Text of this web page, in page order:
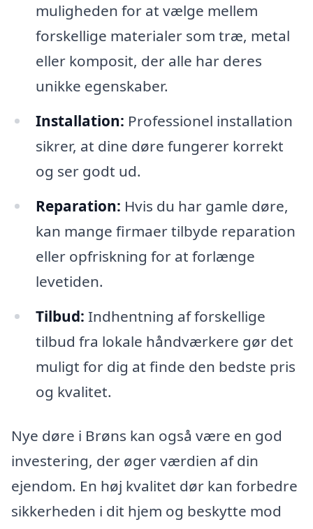
muligheden for at vælge mellem
forskellige materialer som træ, metal
eller komposit, der alle har deres
unikke egenskaber.
Installation: Professionel installation
sikrer, at dine døre fungerer korrekt
og ser godt ud.
Reparation: Hvis du har gamle døre,
kan mange firmaer tilbyde reparation
eller opfriskning for at forlænge
levetiden.
Tilbud: Indhentning af forskellige
tilbud fra lokale håndværkere gør det
muligt for dig at finde den bedste pris
og kvalitet.
Nye døre i Brøns kan også være en god
investering, der øger værdien af din
ejendom. En høj kvalitet dør kan forbedre
sikkerheden i dit hjem og beskytte mod